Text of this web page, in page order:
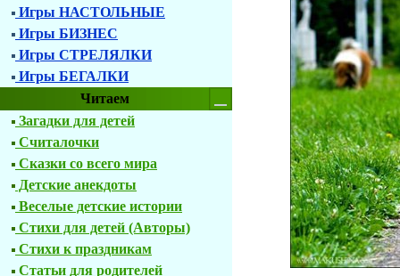
Игры НАСТОЛЬНЫЕ
Игры БИЗНЕС
Игры СТРЕЛЯЛКИ
Игры БЕГАЛКИ
Читаем
Загадки для детей
Считалочки
Сказки со всего мира
Детские анекдоты
Веселые детские истории
Стихи для детей (Авторы)
Стихи к праздникам
Статьи для родителей